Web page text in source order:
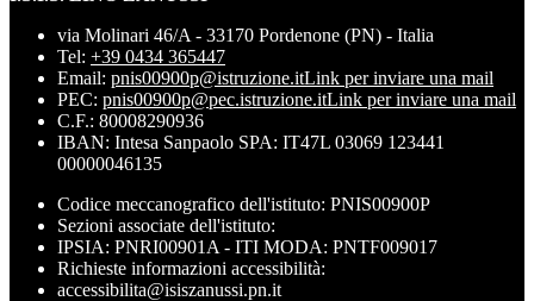
via Molinari 46/A - 33170 Pordenone (PN) - Italia
Tel: +39 0434 365447
Email: pnis00900p@istruzione.itLink per inviare una mail
PEC: pnis00900p@pec.istruzione.itLink per inviare una mail
C.F.: 80008290936
IBAN: Intesa Sanpaolo SPA: IT47L 03069 123441
00000046135
Codice meccanografico dell'istituto: PNIS00900P
Sezioni associate dell'istituto:
IPSIA: PNRI00901A - ITI MODA: PNTF009017
Richieste informazioni accessibilità:
accessibilita@isiszanussi.pn.it